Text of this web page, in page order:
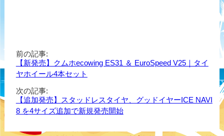
前の記事:
【新発売】クムホecowing ES31 ＆ EuroSpeed V25｜タイ
ヤホイール4本セット
次の記事:
【追加発売】スタッドレスタイヤ、グッドイヤーICE NAVI
8 を4サイズ追加で新規発売開始